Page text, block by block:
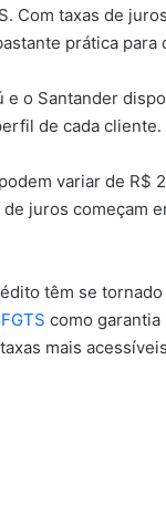
Com taxas de
prática para
e o Santander
de cada cliente.
variar de R$
de juros começam
têm se
FGTS como
mais